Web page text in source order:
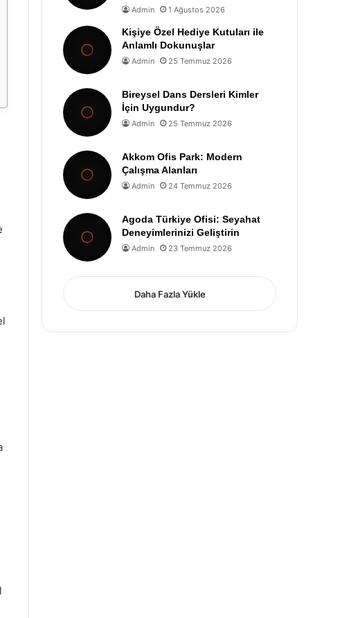
Admin 1 Ağustos 2026
Kişiye Özel Hediye Kutuları ile
Anlamlı Dokunuşlar
Admin 25 Temmuz 2026
Bireysel Dans Dersleri Kimler
İçin Uygundur?
Admin 25 Temmuz 2026
Akkom Ofis Park: Modern
Çalışma Alanları
Admin 24 Temmuz 2026
Agoda Türkiye Ofisi: Seyahat
Deneyimlerinizi Geliştirin
Admin 23 Temmuz 2026
Daha Fazla Yükle